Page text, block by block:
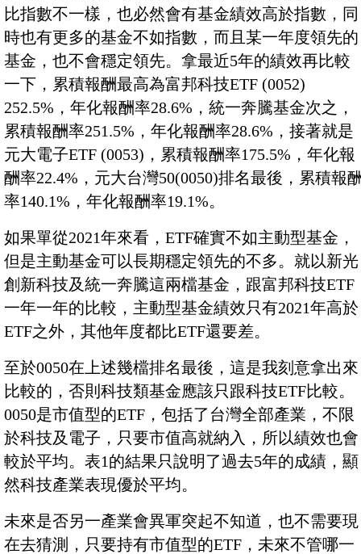
比指數不一樣，也必然會有基金績效高於指數，同
時也有更多的基金不如指數，而且某一年度領先的
基金，也不會穩定領先。拿最近5年的績效再比較
一下，累積報酬最高為富邦科技ETF (0052)
252.5%，年化報酬率28.6%，統一奔騰基金次之，
累積報酬率251.5%，年化報酬率28.6%，接著就是
元大電子ETF (0053)，累積報酬率175.5%，年化報
酬率22.4%，元大台灣50(0050)排名最後，累積報
率140.1%，年化報酬率19.1%。
如果單從2021年來看，ETF確實不如主動型基金，
但是主動基金可以長期穩定領先的不多。就以新光
創新科技及統一奔騰這兩檔基金，跟富邦科技ETF
一年一年的比較，主動型基金績效只有2021年高於
ETF之外，其他年度都比ETF還要差。
至於0050在上述幾檔排名最後，這是我刻意拿出來
比較的，否則科技類基金應該只跟科技ETF比較。
0050是市值型的ETF，包括了台灣全部產業，不限
於科技及電子，只要市值高就納入，所以績效也會
較於平均。表1的結果只說明了過去5年的成績，顯
然科技產業表現優於平均。
未來是否另一產業會異軍突起不知道，也不需要現
在去猜測，只要持有市值型的ETF，未來不管哪一